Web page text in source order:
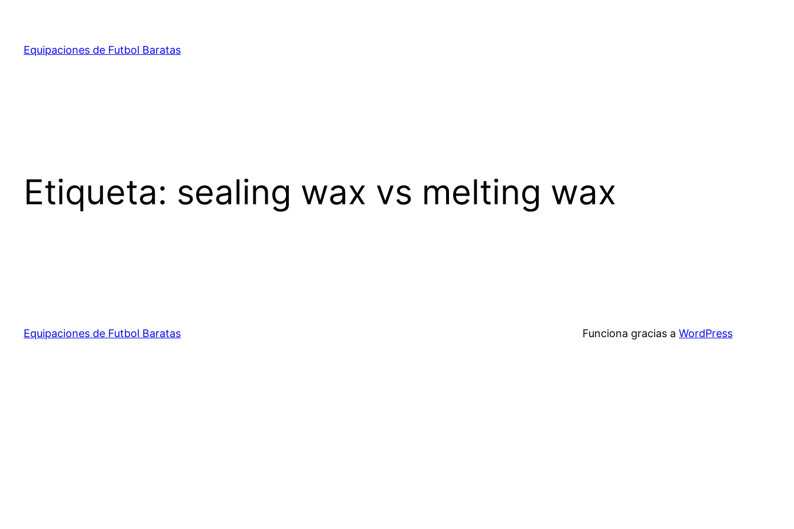
contenido
Equipaciones de Futbol Baratas
Etiqueta: sealing wax vs melting wax
Equipaciones de Futbol Baratas Funciona gracias a WordPress